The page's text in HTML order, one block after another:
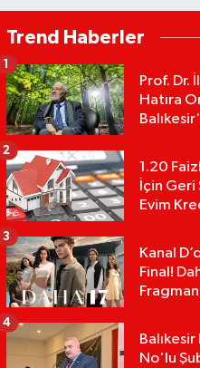
Trend Haberler
Prof. Dr.
Hatıra
1
1.20
İçin Geri
Evim
2
Kanal
Final!
3
No'lu
4